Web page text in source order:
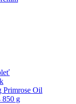
Primrose Oil
850 g